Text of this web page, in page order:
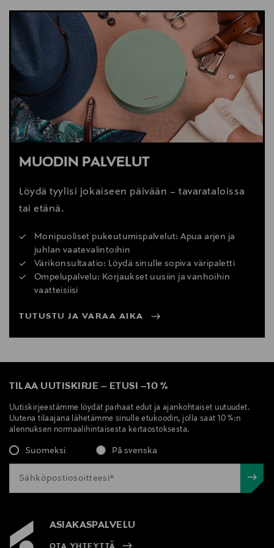
MUODIN PALVELUT
Löydä tyylisi jokaiseen päivään – tavarataloissa
tai etänä.
Monipuoliset pukeutumispalvelut: Apua arjen ja
juhlan vaatevalintoihin
Värikonsultaatio: Löydä sinulle sopiva väripaletti
Ompelupalvelu: Korjaukset uusiin ja vanhoihin
vaatteisiisi
TUTUSTU JA VARAA AIKA
TILAA UUTISKIRJE – ETUSI –10 %
Uutiskirjeestämme löydät parhaat edut ja ajankohtaiset uutuudet.
Uutena tilaajana lähetämme sinulle etukoodin, jolla saat 10 %:n
alennuksen normaalihintaisesta kertaostoksesta.
Suomeksi På svenska
ASIAKASPALVELU